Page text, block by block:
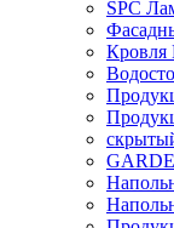
SPC
Кровля